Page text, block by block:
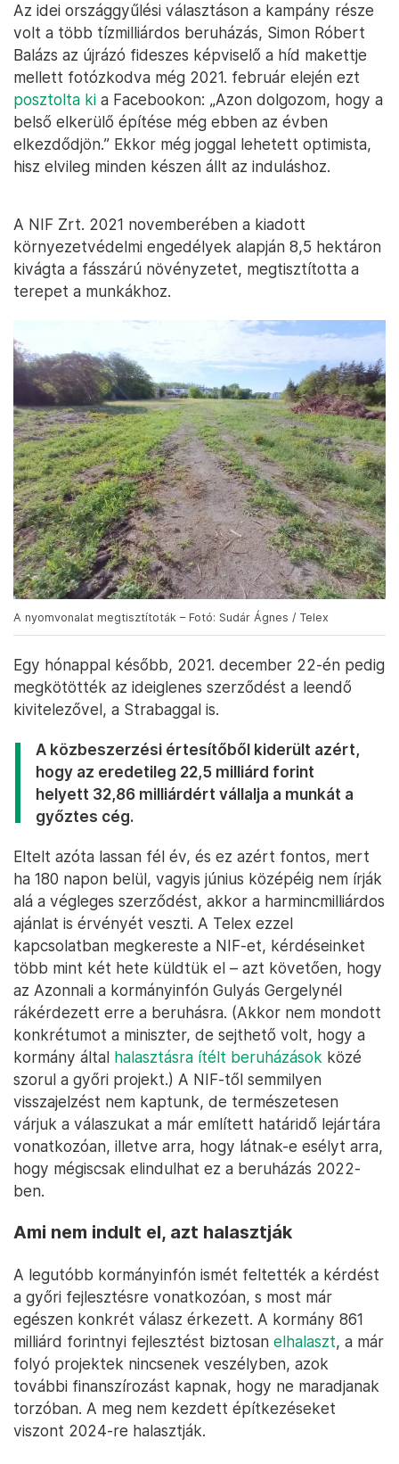
Az idei országgyűlési választáson a kampány része
volt a több tízmilliárdos beruházás, Simon Róbert
Balázs az újrázó fideszes képviselő a híd makettje
mellett fotózkodva még 2021. február elején ezt
posztolta ki a Facebookon: „Azon dolgozom, hogy a
belső elkerülő építése még ebben az évben
elkezdődjön.” Ekkor még joggal lehetett optimista,
hisz elvileg minden készen állt az induláshoz.
A NIF Zrt. 2021 novemberében a kiadott
környezetvédelmi engedélyek alapján 8,5 hektáron
kivágta a fásszárú növényzetet, megtisztította a
terepet a munkákhoz.
A nyomvonalat megtisztítoták – Fotó: Sudár Ágnes / Telex
Egy hónappal később, 2021. december 22-én pedig
megkötötték az ideiglenes szerződést a leendő
kivitelezővel, a Strabaggal is.
A közbeszerzési értesítőből kiderült azért,
hogy az eredetileg 22,5 milliárd forint
helyett 32,86 milliárdért vállalja a munkát a
győztes cég.
Eltelt azóta lassan fél év, és ez azért fontos, mert
ha 180 napon belül, vagyis június középéig nem írják
alá a végleges szerződést, akkor a harmincmilliárdos
ajánlat is érvényét veszti. A Telex ezzel
kapcsolatban megkereste a NIF-et, kérdéseinket
több mint két hete küldtük el – azt követően, hogy
az Azonnali a kormányinfón Gulyás Gergelynél
rákérdezett erre a beruhásra. (Akkor nem mondott
konkrétumot a miniszter, de sejthető volt, hogy a
kormány által halasztásra ítélt beruházások közé
szorul a győri projekt.) A NIF-től semmilyen
visszajelzést nem kaptunk, de természetesen
várjuk a válaszukat a már említett határidő lejártára
vonatkozóan, illetve arra, hogy látnak-e esélyt arra,
hogy mégiscsak elindulhat ez a beruházás 2022-
ben.
Ami nem indult el, azt halasztják
A legutóbb kormányinfón ismét feltették a kérdést
a győri fejlesztésre vonatkozóan, s most már
egészen konkrét válasz érkezett. A kormány 861
milliárd forintnyi fejlesztést biztosan elhalaszt, a már
folyó projektek nincsenek veszélyben, azok
további finanszírozást kapnak, hogy ne maradjanak
torzóban. A meg nem kezdett építkezéseket
viszont 2024-re halasztják.